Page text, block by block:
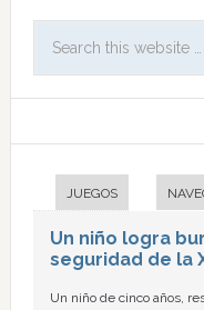
JUEGOS
Un niño logra
seguridad de la
Un niño de cinco años,